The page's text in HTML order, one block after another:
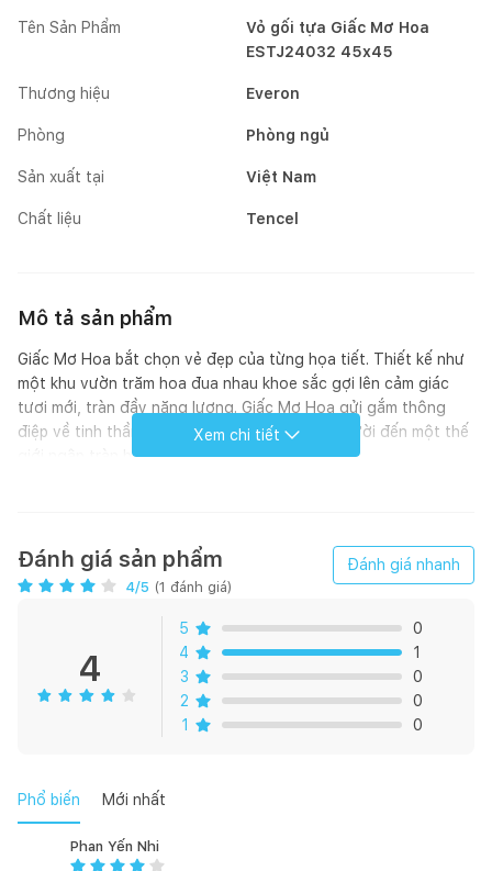
Tên Sản Phẩm
Vỏ gối tựa Giấc Mơ Hoa
ESTJ24032 45x45
Thương hiệu Everon
Phòng Phòng ngủ
Sản xuất tại Việt Nam
Chất liệu Tencel
Mô tả sản phẩm
Giấc Mơ Hoa bắt chọn vẻ đẹp của từng họa tiết. Thiết kế như
một khu vườn trăm hoa đua nhau khoe sắc gợi lên cảm giác
tươi mới, tràn đầy năng lượng. Giấc Mơ Hoa gửi gắm thông
điệp về tinh thần lạc quan, sôi nổi, đưa con người đến một thế
giới ngập tràn hoa thơm rực rỡ.
Chất liệu Tencel
Xem chi tiết
Đánh giá sản phẩm
4/5 (1 đánh giá)
Đánh giá nhanh
4
5
0
4
1
3
0
2
0
1
0
Phổ biến Mới nhất
Phan Yến Nhi